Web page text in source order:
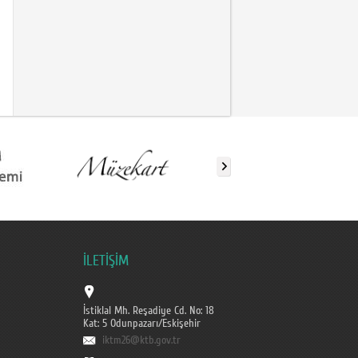
İLETİŞİM
İstiklal Mh. Reşadiye Cd. No: 18
Kat: 5 Odunpazarı/Eskişehir
iktm26@ktb.gov.tr